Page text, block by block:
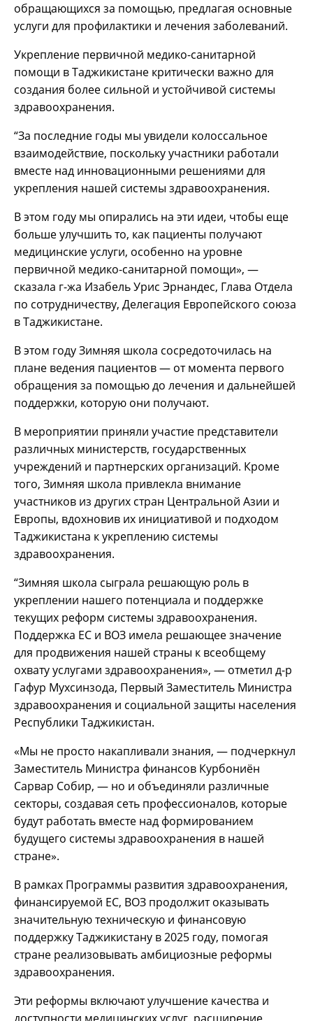
обращающихся за помощью, предлагая основные
услуги для профилактики и лечения заболеваний.
Укрепление первичной медико-санитарной
помощи в Таджикистане критически важно для
создания более сильной и устойчивой системы
здравоохранения.
“За последние годы мы увидели колоссальное
взаимодействие, поскольку участники работали
вместе над инновационными решениями для
укрепления нашей системы здравоохранения.
В этом году мы опирались на эти идеи, чтобы еще
больше улучшить то, как пациенты получают
медицинские услуги, особенно на уровне
первичной медико-санитарной помощи», —
сказала г-жа Изабель Урис Эрнандес, Глава Отдела
по сотрудничеству, Делегация Европейского союза
в Таджикистане.
В этом году Зимняя школа сосредоточилась на
плане ведения пациентов — от момента первого
обращения за помощью до лечения и дальнейшей
поддержки, которую они получают.
В мероприятии приняли участие представители
различных министерств, государственных
учреждений и партнерских организаций. Кроме
того, Зимняя школа привлекла внимание
участников из других стран Центральной Азии и
Европы, вдохновив их инициативой и подходом
Таджикистана к укреплению системы
здравоохранения.
“Зимняя школа сыграла решающую роль в
укреплении нашего потенциала и поддержке
текущих реформ системы здравоохранения.
Поддержка ЕС и ВОЗ имела решающее значение
для продвижения нашей страны к всеобщему
охвату услугами здравоохранения», — отметил д-р
Гафур Мухсинзода, Первый Заместитель Министра
здравоохранения и социальной защиты населения
Республики Таджикистан.
«Мы не просто накапливали знания, — подчеркнул
Заместитель Министра финансов Курбониён
Сарвар Собир, — но и объединяли различные
секторы, создавая сеть профессионалов, которые
будут работать вместе над формированием
будущего системы здравоохранения в нашей
стране».
В рамках Программы развития здравоохранения,
финансируемой ЕС, ВОЗ продолжит оказывать
значительную техническую и финансовую
поддержку Таджикистану в 2025 году, помогая
стране реализовывать амбициозные реформы
здравоохранения.
Эти реформы включают улучшение качества и